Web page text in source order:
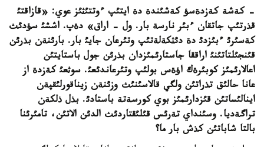
- كةشة كةزدةسؤ كةشئندة دة ايتئپ ءوتتئثئز عوي: «قازاقتئ
قذرتئپ جاتقان ءبئر نارسة بار. ول - اراق» دةپ. اششئ سؤدئث
كةسئرئ ءبئزدئ دة دئثكةلةتئپ وتئرعان جايئ بار. بارئنةن بذرئن
قئنجئلتاتئنئ اراققا جاستارئمئزدان بذرئن جول باستايتئن
اعالارئمئز كوبئرةك اؤةس بولئپ وتئرعاندئعئ. سوثعئ كةزدة از
عانا حالئق تذراتئن ولگي قالاسئنئث وزئنةن زيناقورلئقپةن
اينالئساتئن قئزدارئمئز بوي كورسةتة باستادئ. بذل ذلكةن
تراگةديا. وسئنداي تةرئس قئلئقتاردئث الدئن الاتئن، تامئرئنا
بالتا شاباتئن كذش بار ما؟